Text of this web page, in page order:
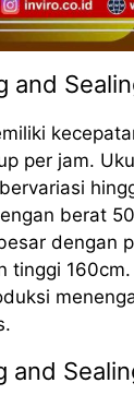
and
per jam.
berat
dengan
tinggi
and